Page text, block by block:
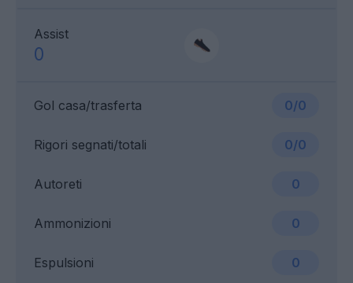
Assist
0
Gol casa/trasferta 0/0
Ammonizioni 0
Rigori segnati/totali 0/0
Espulsioni 0
Autoreti 0